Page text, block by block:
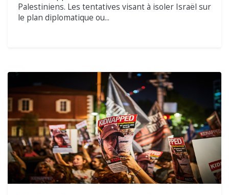
Palestiniens. Les tentatives visant à isoler Israël sur
le plan diplomatique ou...